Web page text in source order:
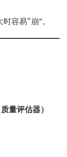
容易“崩”。
评估器）